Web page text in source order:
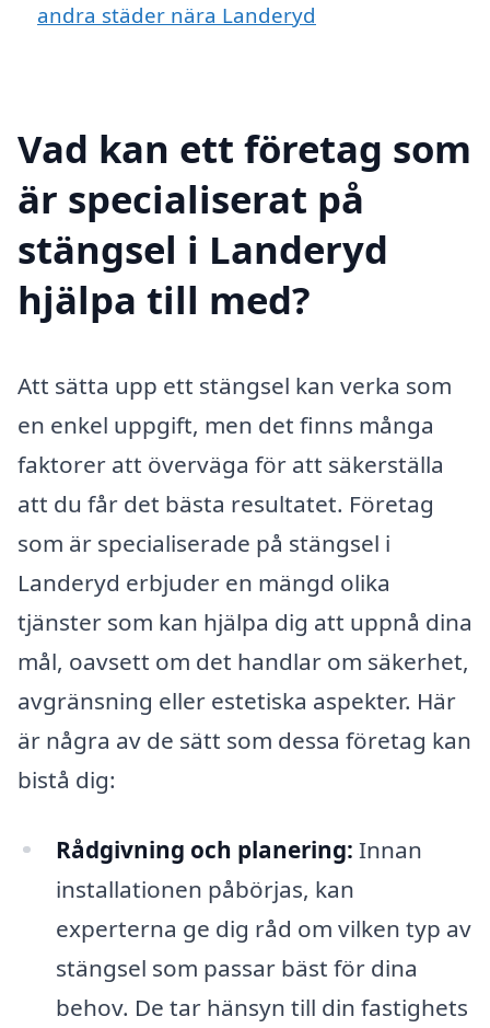
andra städer nära Landeryd
Vad kan ett företag som
är specialiserat på
stängsel i Landeryd
hjälpa till med?
Att sätta upp ett stängsel kan verka som
en enkel uppgift, men det finns många
faktorer att överväga för att säkerställa
att du får det bästa resultatet. Företag
som är specialiserade på stängsel i
Landeryd erbjuder en mängd olika
tjänster som kan hjälpa dig att uppnå dina
mål, oavsett om det handlar om säkerhet,
avgränsning eller estetiska aspekter. Här
är några av de sätt som dessa företag kan
bistå dig:
Rådgivning och planering: Innan
installationen påbörjas, kan
experterna ge dig råd om vilken typ av
stängsel som passar bäst för dina
behov. De tar hänsyn till din fastighets